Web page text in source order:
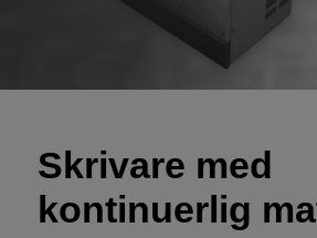
Skrivare med
kontinuerlig